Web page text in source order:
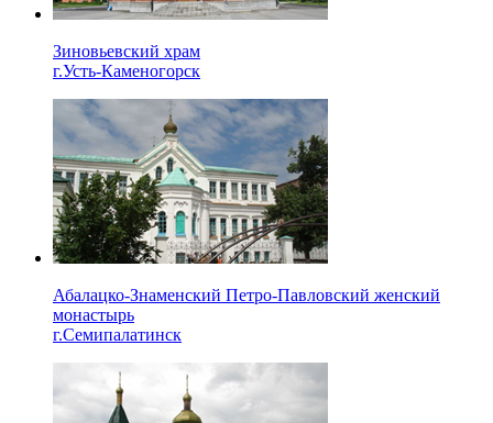
Зиновьевский храм
г.Усть-Каменогорск
Абалацко-Знаменский Петро-Павловский женский
монастырь
г.Семипалатинск